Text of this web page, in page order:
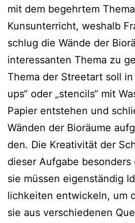
mit dem begehr­tem
Kunsun­ter­richt, wes­halb
schlug die Wän­de der
inter­es­san­ten The­ma zu
The­ma der Street­art soll in
ups“ oder „sten­cils“ mit
Papier ent­ste­hen und
Wän­den der Bio­räu­me
den. Die Krea­ti­vi­tät der
die­ser Auf­ga­be
sie müs­sen eigen­stän­dig
lich­kei­ten ent­wi­ckeln, um
sie aus ver­schie­de­nen